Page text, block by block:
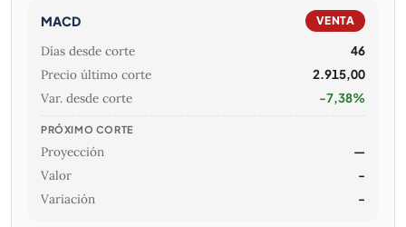
MACD VENTA
Días desde corte 46
Precio último corte 2.915,00
Var. desde corte -7,38%
PRÓXIMO CORTE
Proyección —
Valor -
Variación -